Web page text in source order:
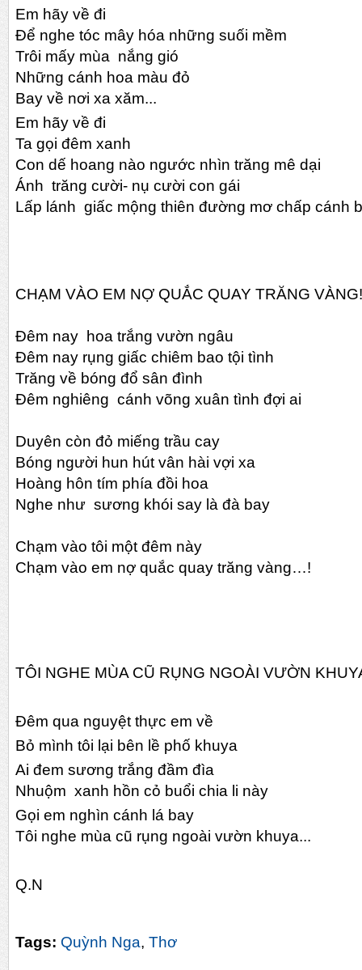
Em hãy về đi
Để nghe tóc mây hóa những suối mềm
Trôi mấy mùa nắng gió
Những cánh hoa màu đỏ
Bay về nơi xa xăm...
Em hãy về đi
Ta gọi đêm xanh
Con dế hoang nào ngước nhìn trăng mê dại
Ánh trăng cười- nụ cười con gái
Lấp lánh giấc mộng thiên đường mơ chấp cánh
CHẠM VÀO EM NỢ QUẮC QUAY TRĂNG VÀNG!
Đêm nay
hoa trắng vườn ngâu
Đêm nay rụng giấc chiêm bao tội tình
Trăng về bóng đổ sân đình
Đêm nghiêng cánh võng xuân tình đợi ai
Duyên còn đỏ miếng trầu cay
Bóng người hun hút vân hài vợi xa
Hoàng hôn tím phía đồi hoa
Nghe như sương khói say là đà bay
Chạm vào tôi một đêm này
Chạm vào em nợ quắc quay trăng vàng…!
TÔI NGHE MÙA CŨ RỤNG NGOÀI VƯỜN
Đêm qua nguyệt thực em về
Bỏ mình tôi lại bên lề phố khuya
Ai đem sương trắng đầm đìa
Nhuộm xanh hồn cỏ buổi chia li này
Gọi em nghìn cánh lá bay
Tôi nghe mùa cũ rụng ngoài vườn khuya...
Q.N
Tags: Quỳnh Nga, Thơ